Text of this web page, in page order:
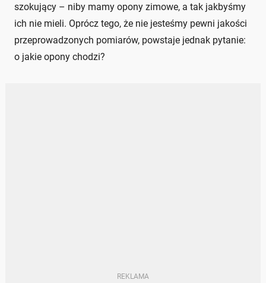
szokujący – niby mamy opony zimowe, a tak jakbyśmy
ich nie mieli. Oprócz tego, że nie jesteśmy pewni jakości
przeprowadzonych pomiarów, powstaje jednak pytanie:
o jakie opony chodzi?